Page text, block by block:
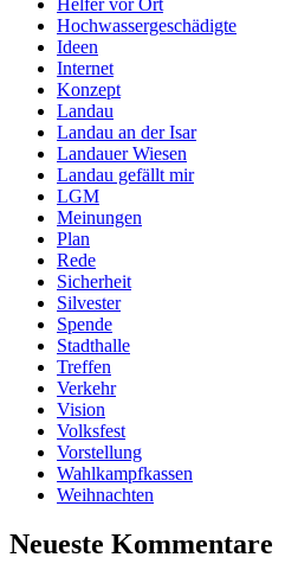
Hochwassergeschädigte
Ideen
Internet
Konzept
Landau
Landau an der Isar
Landauer Wiesen
Landau gefällt mir
LGM
Meinungen
Plan
Rede
Sicherheit
Silvester
Spende
Stadthalle
Treffen
Verkehr
Vision
Volksfest
Vorstellung
Wahlkampfkassen
Weihnachten
Neueste Kommentare